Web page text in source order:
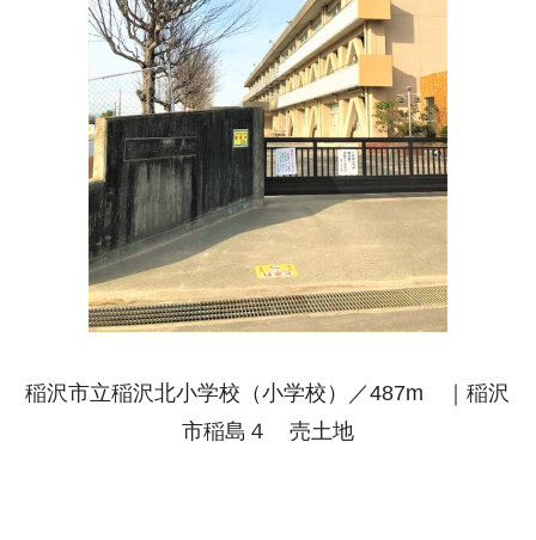
稲沢市立稲沢北小学校（小学校）／487m ｜稲沢
市稲島４ 売土地